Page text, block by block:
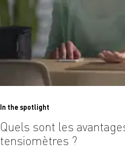
In the spotlight
Quels sont les
tensiomètres ?